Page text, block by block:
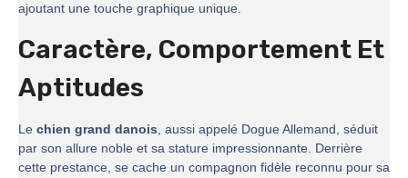
ajoutant une touche graphique unique.
Caractère, Comportement Et
Aptitudes
Le chien grand danois, aussi appelé Dogue Allemand, séduit
par son allure noble et sa stature impressionnante. Derrière
cette prestance, se cache un compagnon fidèle reconnu pour sa